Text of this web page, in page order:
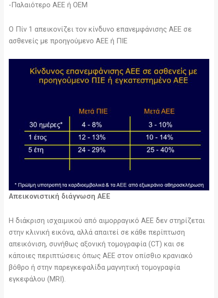
-Παλαιότερο ΑΕΕ ή ΟΕΜ
Ο Πίν 1 απεικονίζει τον κίνδυνο επανεμφάνισης ΑΕΕ σε
ασθενείς με προηγούμενο ΑΕΕ ή ΠΙΕ
Απεικονιστική διάγνωση ΑΕΕ
Η διάκριση ισχαιμικού από αιμορραγικό ΑΕΕ δεν στηρίζεται
στην κλινική εικόνα, αλλά απαιτεί σε κάθε περίπτωση
απεικόνιση, συνήθως αξονική τομογραφία (CT) και σε
κάποιες περιπτώσεις όπως ΑΕΕ στον οπίσθιο κρανιακό
βόθρο ή στην παρεγκεφαλίδα μαγνητική τομογραφία
εγκεφάλου (MRI).